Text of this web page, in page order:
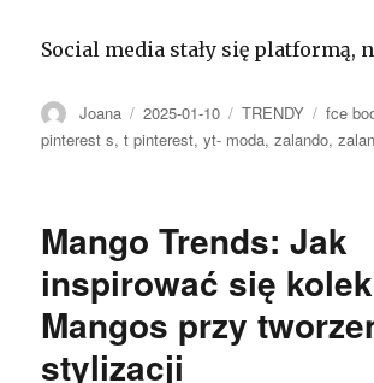
Social media stały się platformą,
Autor
Joana Opublikowano
2025-01-10 Kategorie
TRENDY Tagi
fce
pinterest s,t pinterest,yt- moda,zalando,
Mango Trends: Jak
inspirować się
Mangos przy
stylizacji